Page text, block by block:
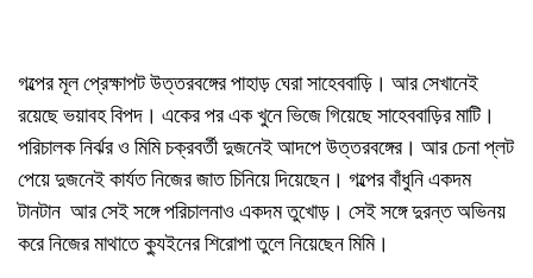
গল্পের মূল প্রেক্ষাপট উত্তরবঙ্গের পাহাড় ঘেরা সাহেববাড়ি। আর সেখানেই
রয়েছে ভয়াবহ বিপদ। একের পর এক খুনে ভিজে গিয়েছে সাহেববাড়ির মাটি।
পরিচালক নির্ঝর ও মিমি চক্রবর্তী দুজনেই আদপে উত্তরবঙ্গের। আর চেনা প্লট
পেয়ে দুজনেই কার্যত নিজের জাত চিনিয়ে দিয়েছেন। গল্পের বাঁধুনি একদম
টানটান আর সেই সঙ্গে পরিচালনাও একদম তুখোড়। সেই সঙ্গে দুরন্ত অভিনয়
করে নিজের মাথাতে ক্যুইনের শিরোপা তুলে নিয়েছেন মিমি।